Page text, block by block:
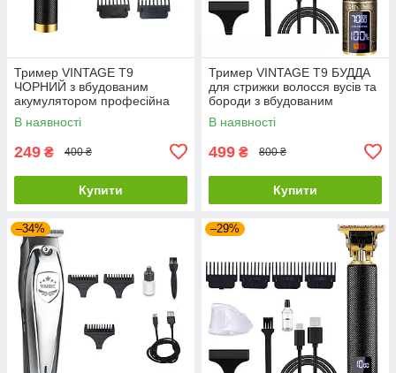
Тример VINTAGE Т9
ЧОРНИЙ з вбудованим
акумулятором професійна
машинка для стрижки
волосся вусів та бороди
В наявності
249 ₴ 400 ₴
Купити
Тример VINTAGE Т9 БУДДА
для стрижки волосся вусів та
бороди з вбудованим
акумулятором 1200 mAh 3
швидкості до 7000 RPM
В наявності
499 ₴ 800 ₴
Купити
–34% –29%